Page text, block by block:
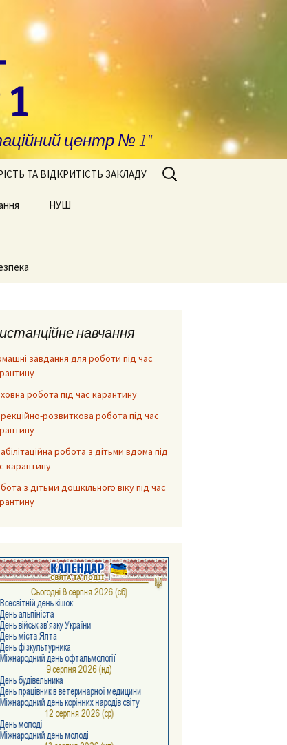
центр № 1"
ТА ВІДКРИТІСТЬ ЗАКЛАДУ
та
корупції
звітність
НУШ
Пошук:
навчання
завдання для роботи під час
робота під час карантину
розвиткова робота під час
робота з дітьми вдома під
карантину
з дітьми дошкільного віку під час